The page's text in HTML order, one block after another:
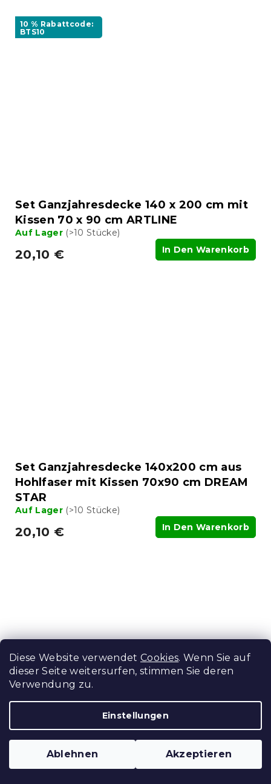
Diese Website verwendet Cookies. Wenn Sie auf
dieser Seite weitersurfen, stimmen Sie deren
Verwendung zu.
Einstellungen
Ablehnen Akzeptieren
10 % Rabattcode:
BTS10
Set Ganzjahresdecke 140 x 200 cm mit
Kissen 70 x 90 cm ARTLINE
Auf Lager (>10 Stücke)
20,10 € In Den Warenkorb
Set Ganzjahresdecke 140x200 cm aus
Hohlfaser mit Kissen 70x90 cm DREAM
STAR
Auf Lager (>10 Stücke)
20,10 € In Den Warenkorb
Set Ganzjahresdecke 140x200 cm aus
Hohlfaser mit Kissen 70x90 cm